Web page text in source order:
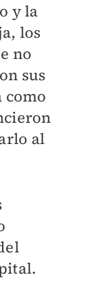
y la
los
no
sus
como
al